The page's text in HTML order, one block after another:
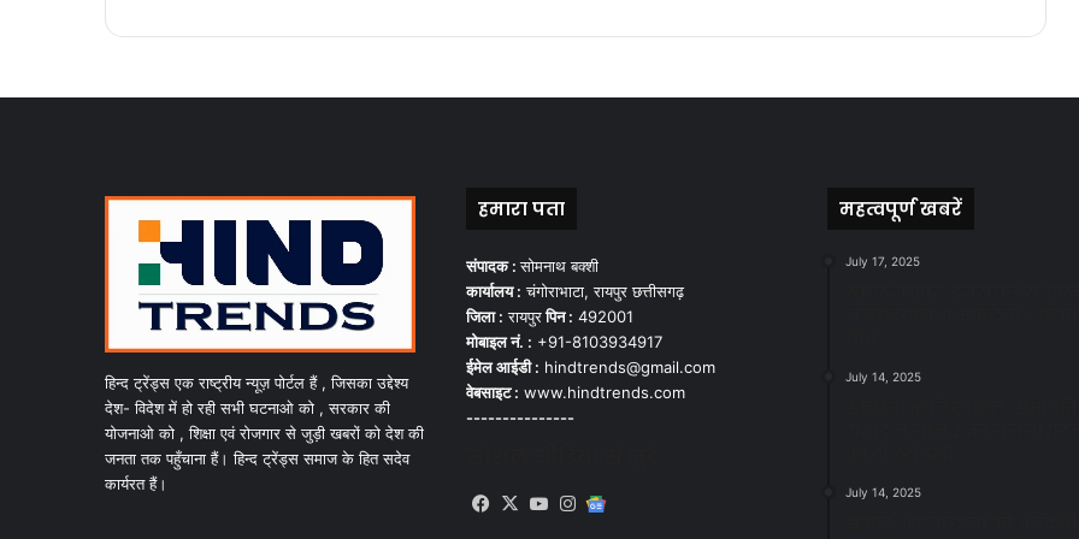
हिन्द ट्रेंड्स एक राष्ट्रीय न्यूज़ पोर्टल हैं , जिसका उद्देश्य
देश- विदेश में हो रही सभी घटनाओ को , सरकार की
योजनाओ को , शिक्षा एवं रोजगार से जुड़ी खबरों को देश की
जनता तक पहुँचाना हैं। हिन्द ट्रेंड्स समाज के हित सदेव
कार्यरत हैं।
हमारा पता
संपादक :सोमनाथ बक्शी
कार्यालय : चंगोराभाटा, रायपुर छत्तीसगढ़
जिला : रायपुरपिन : 492001
मोबाइल नं. : +91-8103934917
ईमेल आईडी : hindtrends@gmail.com
वेबसाइट : www.hindtrends.com
---------------
Facebook
X YouTubeInstagram
महत्वपूर्ण खबरें
July 17, 2025
July 14, 2025
July 14, 2025